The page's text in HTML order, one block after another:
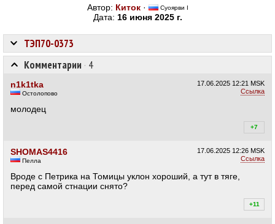
Автор: Киток· Суоярви I
Дата: 16 июня 2025 г.
ТЭП70-0373
Комментарии · 4
17.06.2025 12:21 MSK
Ссылка
n1k1tka
Остолопово
молодец
+7
17.06.2025 12:26 MSK
Ссылка
SHOMAS4416
Пелла
Вроде с Петрика на Томицы уклон хороший, а тут в тяге,
перед самой стнации снято?
+11